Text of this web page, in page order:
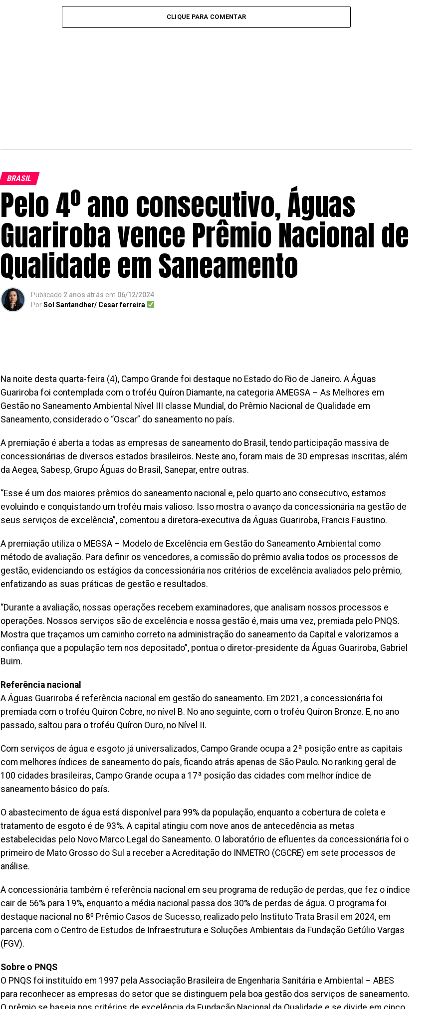
CLIQUE PARA COMENTAR
BRASIL
Pelo 4º ano consecutivo, Águas
Guariroba vence Prêmio Nacional de
Qualidade em Saneamento
Publicado 2 anos atrás em 06/12/2024
PorSol Santandher/ Cesar ferreira
Na noite desta quarta-feira (4), Campo Grande foi destaque no Estado do Rio de Janeiro. A Águas
Guariroba foi contemplada com o troféu Quíron Diamante, na categoria AMEGSA – As Melhores em
Gestão no Saneamento Ambiental Nível III classe Mundial, do Prêmio Nacional de Qualidade em
Saneamento, considerado o “Oscar” do saneamento no país.
A premiação é aberta a todas as empresas de saneamento do Brasil, tendo participação massiva de
concessionárias de diversos estados brasileiros. Neste ano, foram mais de 30 empresas inscritas, além
da Aegea, Sabesp, Grupo Águas do Brasil, Sanepar, entre outras.
“Esse é um dos maiores prêmios do saneamento nacional e, pelo quarto ano consecutivo, estamos
evoluindo e conquistando um troféu mais valioso. Isso mostra o avanço da concessionária na gestão de
seus serviços de excelência”, comentou a diretora-executiva da Águas Guariroba, Francis Faustino.
A premiação utiliza o MEGSA – Modelo de Excelência em Gestão do Saneamento Ambiental como
método de avaliação. Para definir os vencedores, a comissão do prêmio avalia todos os processos de
gestão, evidenciando os estágios da concessionária nos critérios de excelência avaliados pelo prêmio,
enfatizando as suas práticas de gestão e resultados.
“Durante a avaliação, nossas operações recebem examinadores, que analisam nossos processos e
operações. Nossos serviços são de excelência e nossa gestão é, mais uma vez, premiada pelo PNQS.
Mostra que traçamos um caminho correto na administração do saneamento da Capital e valorizamos a
confiança que a população tem nos depositado”, pontua o diretor-presidente da Águas Guariroba, Gabriel
Buim.
Referência nacional
A Águas Guariroba é referência nacional em gestão do saneamento. Em 2021, a concessionária foi
premiada com o troféu Quíron Cobre, no nível B. No ano seguinte, com o troféu Quíron Bronze. E, no ano
passado, saltou para o troféu Quíron Ouro, no Nível II.
Com serviços de água e esgoto já universalizados, Campo Grande ocupa a 2ª posição entre as capitais
com melhores índices de saneamento do país, ficando atrás apenas de São Paulo. No ranking geral de
100 cidades brasileiras, Campo Grande ocupa a 17ª posição das cidades com melhor índice de
saneamento básico do país.
O abastecimento de água está disponível para 99% da população, enquanto a cobertura de coleta e
tratamento de esgoto é de 93%. A capital atingiu com nove anos de antecedência as metas
estabelecidas pelo Novo Marco Legal do Saneamento. O laboratório de efluentes da concessionária foi o
primeiro de Mato Grosso do Sul a receber a Acreditação do INMETRO (CGCRE) em sete processos de
análise.
A concessionária também é referência nacional em seu programa de redução de perdas, que fez o índice
cair de 56% para 19%, enquanto a média nacional passa dos 30% de perdas de água. O programa foi
destaque nacional no 8º Prêmio Casos de Sucesso, realizado pelo Instituto Trata Brasil em 2024, em
parceria com o Centro de Estudos de Infraestrutura e Soluções Ambientais da Fundação Getúlio Vargas
(FGV).
Sobre o PNQS
O PNQS foi instituído em 1997 pela Associação Brasileira de Engenharia Sanitária e Ambiental – ABES
para reconhecer as empresas do setor que se distinguem pela boa gestão dos serviços de saneamento.